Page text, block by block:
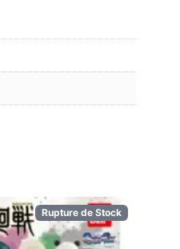
Rupture de Stock